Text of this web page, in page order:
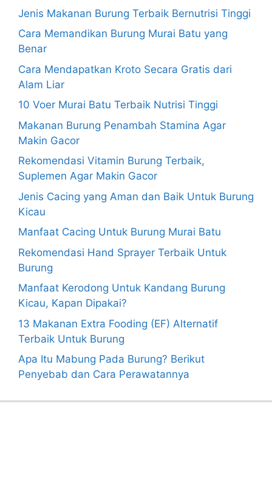
Jenis Makanan Burung Terbaik Bernutrisi Tinggi
Cara Memandikan Burung Murai Batu yang
Benar
Cara Mendapatkan Kroto Secara Gratis dari
Alam Liar
10 Voer Murai Batu Terbaik Nutrisi Tinggi
Makanan Burung Penambah Stamina Agar
Makin Gacor
Rekomendasi Vitamin Burung Terbaik,
Suplemen Agar Makin Gacor
Jenis Cacing yang Aman dan Baik Untuk Burung
Kicau
Manfaat Cacing Untuk Burung Murai Batu
Rekomendasi Hand Sprayer Terbaik Untuk
Burung
Manfaat Kerodong Untuk Kandang Burung
Kicau, Kapan Dipakai?
13 Makanan Extra Fooding (EF) Alternatif
Terbaik Untuk Burung
Apa Itu Mabung Pada Burung? Berikut
Penyebab dan Cara Perawatannya